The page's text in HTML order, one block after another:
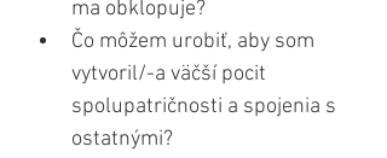
ma obklopuje?
Čo môžem urobiť, aby som
vytvoril/-a väčší pocit
spolupatričnosti a spojenia s
ostatnými?